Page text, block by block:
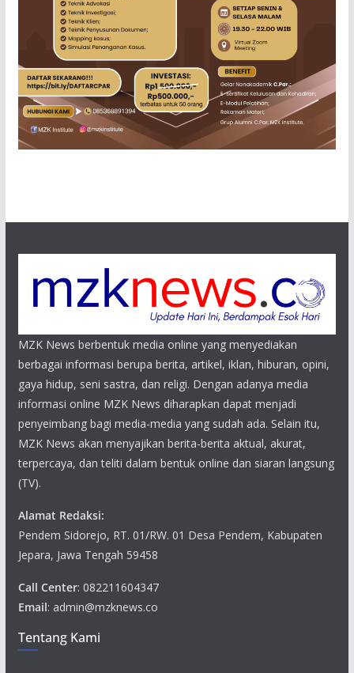
MZK News berbentuk media online yang menyediakan
berbagai informasi berupa berita, artikel, iklan, hiburan, opini,
gaya hidup, seni sastra, dan religi. Dengan adanya media
informasi online MZK News diharapkan dapat menjadi
penyeimbang bagi media-media yang sudah ada. Selain itu,
MZK News akan menyajikan berita-berita aktual, akurat,
terpercaya, dan teliti dalam bentuk online dan siaran langsung
(TV).
Alamat Redaksi:
Pendem Sidorejo, RT. 01/RW. 01 Desa Pendem, Kabupaten
Jepara, Jawa Tengah 59458
Call Center: 082211604347
Email: admin@mzknews.co
Tentang Kami